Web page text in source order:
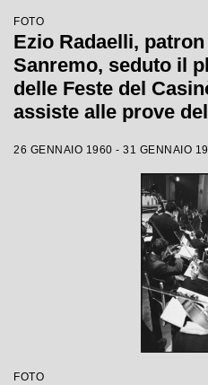
FOTO
Ezio Radaelli,
Sanremo, seduto il
delle Feste del
assiste alle prove
26 GENNAIO 1960 - 31 GENNAIO
FOTO